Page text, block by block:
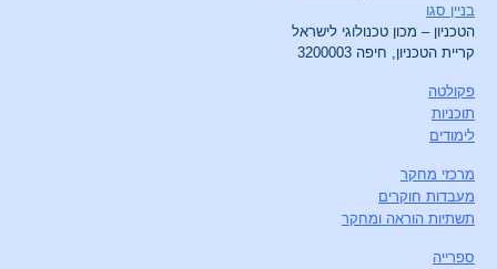
בניין סגו
הטכניון – מכון טכנולוגי לישראל
קריית הטכניון, חיפה 3200003
פקולטה
תוכניות
לימודים
מרכזי מחקר
מעבדות חוקרים
תשתיות הוראה ומחקר
ספרייה